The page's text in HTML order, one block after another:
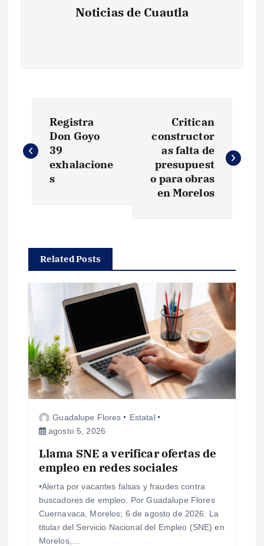
Noticias de Cuautla
a
a
c
ó
n
d
Registra
Don Goyo
39
exhalacione
s
Critican
constructor
as falta de
presupuest
o para obras
en Morelos
Related Posts
Guadalupe Flores
Estatal
agosto 5, 2026
Llama SNE a verificar ofertas de
empleo en redes sociales
•Alerta por vacantes falsas y fraudes contra
buscadores de empleo. Por Guadalupe Flores
Cuernavaca, Morelos; 6 de agosto de 2026. La
titular del Servicio Nacional del Empleo (SNE) en
Morelos,…